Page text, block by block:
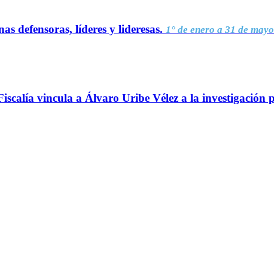
defensoras, líderes y lideresas. 1° de enero a 31 de
vincula a Álvaro Uribe Vélez a la investigación